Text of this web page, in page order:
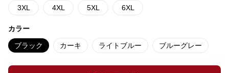
3XL 4XL 5XL 6XL
カラー
ブラック カーキ ライトブルー ブルーグレー